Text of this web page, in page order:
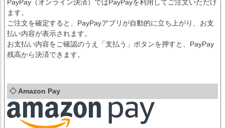
PayPay（オンライン決済）ではPayPayを利用してご注文いただけ
ます。
ご注文を確定すると、PayPayアプリが自動的に立ち上がり、お支
払い内容が表示されます。
お支払い内容をご確認のうえ「支払う」ボタンを押すと、PayPay
残高から決済できます。
◇ Amazon Pay